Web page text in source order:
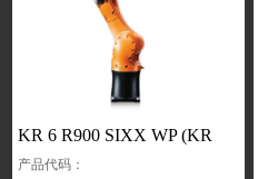
KR 6 R900 SIXX WP (KR
AGILUS)
产品代码：